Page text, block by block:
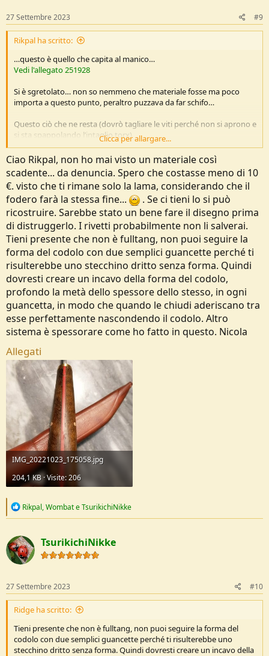
s
:
27 Settembre 2023 #9
Rikpal ha scritto:
…questo è quello che capita al manico…
Vedi l'allegato 251928
Si è sgretolato… non so nemmeno che materiale fosse ma poco
importa a questo punto, peraltro puzzava da far schifo…
Questo ciò che ne resta (dovrò tagliare le viti perché non si aprono e
si sta spappolando l’intaglio torx)
Vedi l'allegato 251929
E il suo fodero…
Vedi l'allegato 251930
Che ne faccio?
@Ridgete lo spedisco?!
Clicca per allargare...
Ciao Rikpal, non ho mai visto un materiale così
scadente... da denuncia. Spero che costasse meno di 10
€. visto che ti rimane solo la lama, considerando che il
fodero farà la stessa fine...
. Se ci tieni lo si può
ricostruire. Sarebbe stato un bene fare il disegno prima
di distruggerlo. I rivetti probabilmente non li salverai.
Tieni presente che non è fulltang, non puoi seguire la
forma del codolo con due semplici guancette perché ti
risulterebbe uno stecchino dritto senza forma. Quindi
dovresti creare un incavo della forma del codolo,
profondo la metà dello spessore dello stesso, in ogni
guancetta, in modo che quando le chiudi aderiscano tra
esse perfettamente nascondendo il codolo. Altro
sistema è spessorare come ho fatto in questo. Nicola
Allegati
IMG_20221023_175058.jpg
204,1 KB · Visite: 206
R
c
t
i
o
s
:
Rikpal,WombateTsurikichiNikke
TsurikichiNikke
27 Settembre 2023 #10
Ridge ha scritto:
Tieni presente che non è fulltang, non puoi seguire la forma del
codolo con due semplici guancette perché ti risulterebbe uno
stecchino dritto senza forma. Quindi dovresti creare un incavo della